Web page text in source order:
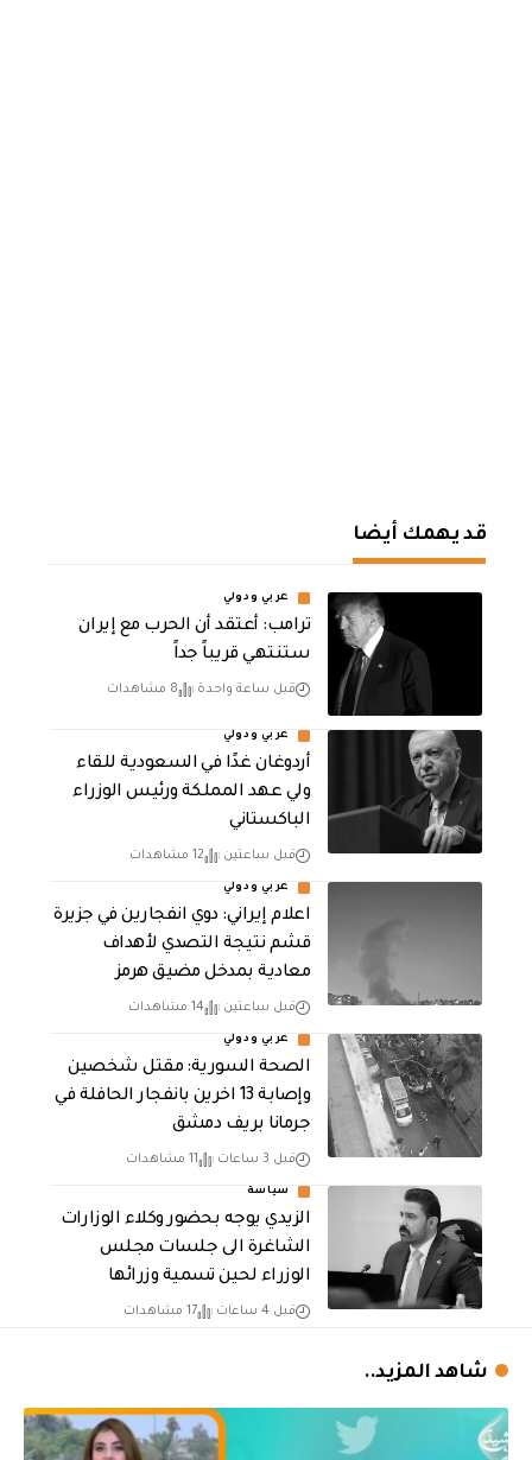
قد يهمك أيضا
عربي ودولي
‏ترامب: أعتقد أن الحرب مع إيران
ستنتهي قريباً جداً
قبل ساعة واحدة 8 مشاهدات
عربي ودولي
أردوغان غدًا في السعودية للقاء
ولي عهد المملكة ورئيس الوزراء
الباكستاني
قبل ساعتين 12 مشاهدات
عربي ودولي
اعلام إيراني: دوي انفجارين في جزيرة
قشم نتيجة التصدي لأهداف
معادية بمدخل مضيق هرمز
قبل ساعتين 14 مشاهدات
عربي ودولي
الصحة السورية: مقتل شخصين
وإصابة 13 اخرين بانفجار الحافلة في
جرمانا بريف دمشق
قبل 3 ساعات 11 مشاهدات
سياسة
الزيدي يوجه بحضور وكلاء الوزارات
الشاغرة الى جلسات مجلس
الوزراء لحين تسمية وزرائها
قبل 4 ساعات 17 مشاهدات
شاهد المزيد..